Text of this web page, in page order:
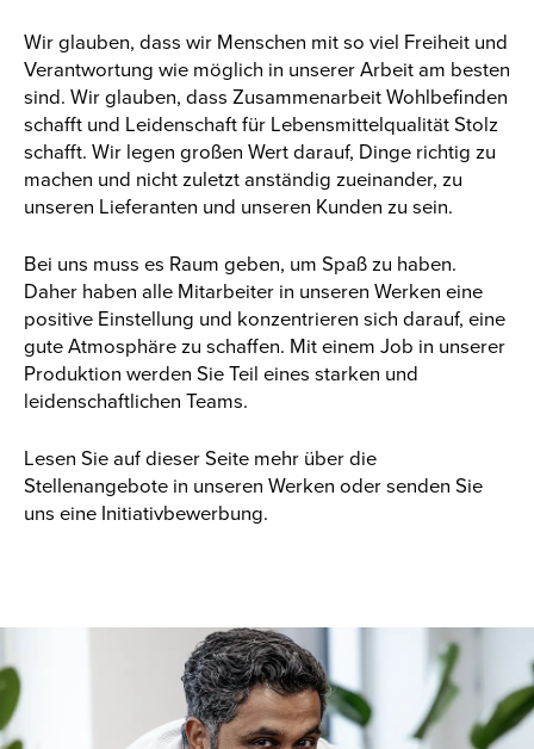
Wir glauben, dass wir Menschen mit so viel Freiheit und
Verantwortung wie möglich in unserer Arbeit am besten
sind. Wir glauben, dass Zusammenarbeit Wohlbefinden
schafft und Leidenschaft für Lebensmittelqualität Stolz
schafft. Wir legen großen Wert darauf, Dinge richtig zu
machen und nicht zuletzt anständig zueinander, zu
unseren Lieferanten und unseren Kunden zu sein.
Bei uns muss es Raum geben, um Spaß zu haben.
Daher haben alle Mitarbeiter in unseren Werken eine
positive Einstellung und konzentrieren sich darauf, eine
gute Atmosphäre zu schaffen. Mit einem Job in unserer
Produktion werden Sie Teil eines starken und
leidenschaftlichen Teams.
Lesen Sie auf dieser Seite mehr über die
Stellenangebote in unseren Werken oder senden Sie
uns eine Initiativbewerbung.